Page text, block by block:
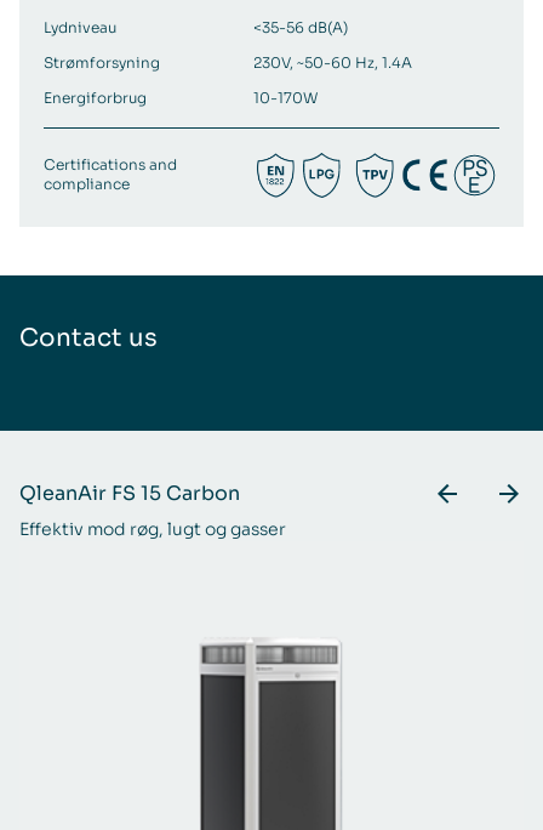
Lydniveau
<35-56 dB(A)
Strømforsyning
230V, ~50-60 Hz, 1.4A
Energiforbrug
10-170W
Certifications and
compliance
Contact us
QleanAir FS 15 Carbon
Effektiv mod røg, lugt og gasser